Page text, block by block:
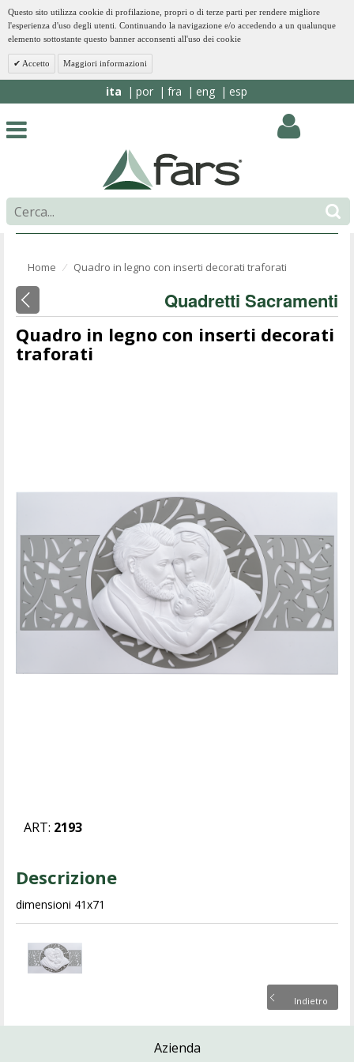
Questo sito utilizza cookie di profilazione, propri o di terze parti per rendere migliore
l'esperienza d'uso degli utenti. Continuando la navigazione e/o accedendo a un qualunque
elemento sottostante questo banner acconsenti all'uso dei cookie
Accetto Maggiori informazioni
ita por fra eng esp
Home ⁄ Quadro in legno con inserti decorati traforati
Quadretti Sacramenti
Quadro in legno con inserti decorati
traforati
ART: 2193
Descrizione
dimensioni 41x71
Indietro
Azienda